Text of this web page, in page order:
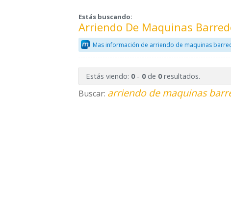
Estás buscando:
Arriendo De Maquinas
Mas información de arriendo de maquinas
Estás viendo: 0- 0de 0resultados.
Buscar: arriendo de maquinas